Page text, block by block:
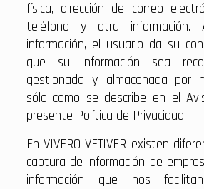
física, dirección de correo
teléfono y otra información.
información, el usuario da su
que su información sea
gestionada y almacenada por
sólo como se describe en el
presente Política de Privacidad.
En VIVERO VETIVER existen
captura de información de
información que nos